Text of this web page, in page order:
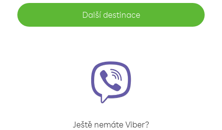
Další destinace
Ještě nemáte Viber?